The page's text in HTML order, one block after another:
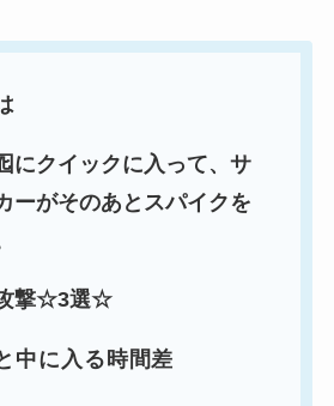
にクイックに入って、サ
ーがそのあとスパイクを
撃☆3選☆
中に入る時間差